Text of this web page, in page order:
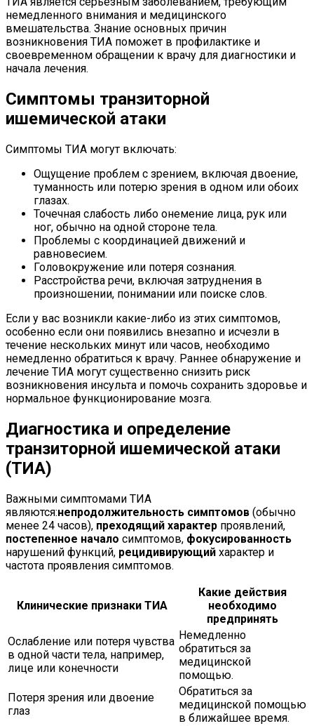
немедленного внимания и медицинского
вмешательства. Знание основных причин
возникновения ТИА поможет в профилактике и
своевременном обращении к врачу для диагностики и
начала лечения.
Симптомы транзиторной
ишемической атаки
Симптомы ТИА могут включать:
Ощущение проблем с зрением, включая двоение,
туманность или потерю зрения в одном или обоих
глазах.
Точечная слабость либо онемение лица, рук или
ног, обычно на одной стороне тела.
Проблемы с координацией движений и
равновесием.
Головокружение или потеря сознания.
Расстройства речи, включая затруднения в
произношении, понимании или поиске слов.
Если у вас возникли какие-либо из этих симптомов,
особенно если они появились внезапно и исчезли в
течение нескольких минут или часов, необходимо
немедленно обратиться к врачу. Раннее обнаружение и
лечение ТИА могут существенно снизить риск
возникновения инсульта и помочь сохранить здоровье и
нормальное функционирование мозга.
Диагностика и определение
транзиторной ишемической атаки
(ТИА)
Важными симптомами ТИА
являются:непродолжительность симптомов (обычно
менее 24 часов), преходящий характер проявлений,
постепенное начало симптомов, фокусированность
нарушений функций, рецидивирующий характер и
частота проявления симптомов.
Клинические признаки ТИА
Какие действия
необходимо
предпринять
Ослабление или потеря чувства
в одной части тела, например,
лице или конечности
Немедленно
обратиться за
медицинской
помощью.
Потеря зрения или двоение
глаз
Обратиться за
медицинской помощью
в ближайшее время.